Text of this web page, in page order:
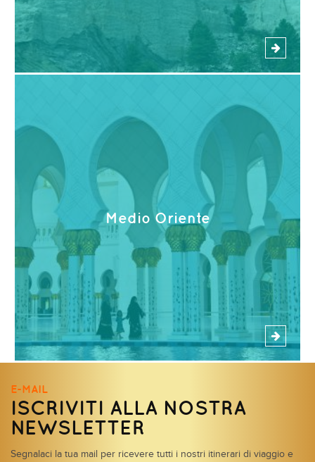
Medio Oriente
E-MAIL
ISCRIVITI ALLA NOSTRA
NEWSLETTER
Segnalaci la tua mail per ricevere tutti i nostri itinerari di viaggio e